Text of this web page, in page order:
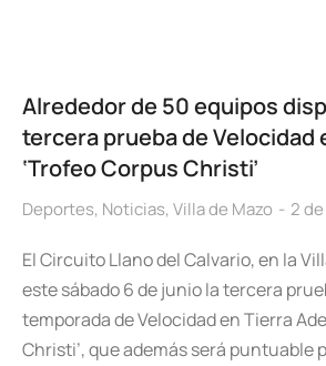
Alrededor de 50 equipos
tercera prueba de Velocidad
‘Trofeo Corpus Christi’
Deportes, Noticias, Villa de Mazo 2
El Circuito Llano del Calvario, en la
este sábado 6 de junio la tercera
temporada de Velocidad en Tierra
Christi’, que además será puntuable